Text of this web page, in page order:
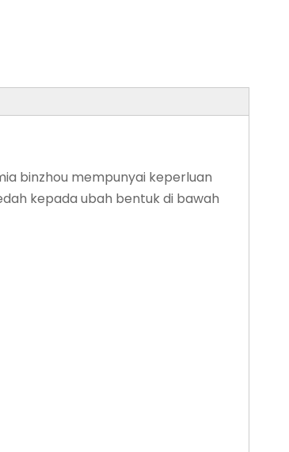
binzhou mempunyai keperluan
kepada ubah bentuk di bawah